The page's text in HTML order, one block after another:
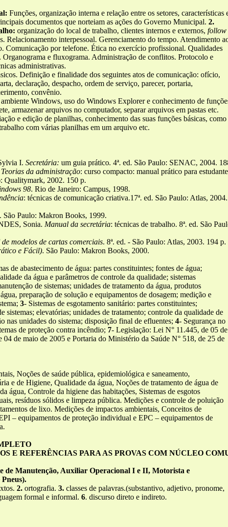
Funções, organização interna e relação entre os setores, características
documentos que norteiam as ações do Governo Municipal. 2.
organização do local de trabalho, clientes internos e externos, follow
Relacionamento interpessoal. Gerenciamento do tempo. Atendimento
Comunicação por telefone. Ética no exercício profissional. Qualidades
Organograma e fluxograma. Administração de conflitos. Protocolo e
administrativas.
Definição e finalidade dos seguintes atos de comunicação: ofício,
declaração, despacho, ordem de serviço, parecer, portaria,
convênio.
Windows, uso do Windows Explorer e conhecimento de
armazenar arquivos no computador, separar arquivos em pastas etc.
e edição de planilhas, conhecimento das suas funções básicas, como
com várias planilhas em um arquivo etc.
I. Secretária: um guia prático. 4ª. ed. São Paulo: SENAC, 2004.
Teorias da administração: curso compacto: manual prático para
Qualitymark, 2002. 150 p.
98. Rio de Janeiro: Campus, 1998.
: técnicas de comunicação criativa.17ª. ed. São Paulo: Atlas, 2004.
. São Paulo: Makron Books, 1999.
Sonia. Manual da secretária: técnicas de trabalho. 8ª. ed. São
modelos de cartas comerciais. 8ª. ed. - São Paulo: Atlas, 2003. 194 p.
e Fácil). São Paulo: Makron Books, 2000.
de abastecimento de água: partes constituintes; fontes de água;
da água e parâmetros de controle da qualidade; sistemas
de sistemas; unidades de tratamento da água, produtos
preparação de solução e equipamentos de dosagem; medição e
3- Sistemas de esgotamento sanitário: partes constituintes;
sistemas; elevatórias; unidades de tratamento; controle da qualidade de
nas unidades do sistema; disposição final de efluentes; 4- Segurança no
de proteção contra incêndio; 7- Legislação: Lei N° 11.445, de 05 de
de maio de 2005 e Portaria do Ministério da Saúde N° 518, de 25 de
Noções de saúde pública, epidemiológica e saneamento,
e de Higiene, Qualidade da água, Noções de tratamento de água de
água, Controle da higiene das habitações, Sistemas de esgotos
resíduos sólidos e limpeza pública. Medições e controle de poluição
de lixo. Medições de impactos ambientais, Conceitos de
– equipamentos de proteção individual e EPC – equipamentos de
E REFERÊNCIAS PARA AS PROVAS COM NÚCLEO
de Manutenção, Auxiliar Operacional I e II, Motorista e
2. ortografia. 3. classes de palavras.(substantivo, adjetivo, pronome,
formal e informal. 6. discurso direto e indireto.